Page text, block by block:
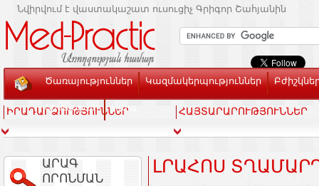
Նվիրվում է վաստակաշատ ուսուցիչ Գրիգոր Շահյանին
Ծառայություններ Կազմակերպություններ
Տեսասրահ Կապ
ԻՐԱԴԱՐՁՈՒԹՅՈՒՆՆԵՐ ՀԱՅՏԱՐԱՐՈՒԹՅՈՒՆՆԵՐ
ԱՐԱԳ
ՈՐՈՆՄԱՆ
ԼՐԱՀՈՍ